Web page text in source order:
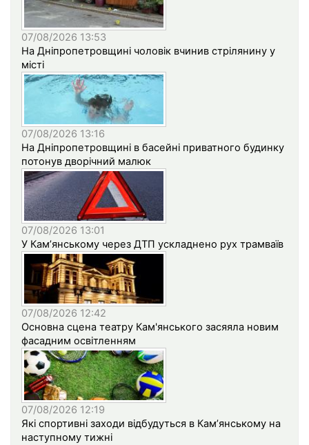
07/08/2026 13:53
На Дніпропетровщині чоловік вчинив стрілянину у
місті
07/08/2026 13:16
На Дніпропетровщині в басейні приватного будинку
потонув дворічний малюк
07/08/2026 13:01
У Кам’янському через ДТП ускладнено рух трамваїв
07/08/2026 12:42
Основна сцена театру Кам'янського засяяла новим
фасадним освітленням
07/08/2026 12:19
Які спортивні заходи відбудуться в Кам’янському на
наступному тижні